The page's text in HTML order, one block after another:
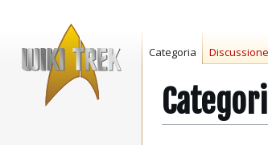
Categoria Discussione